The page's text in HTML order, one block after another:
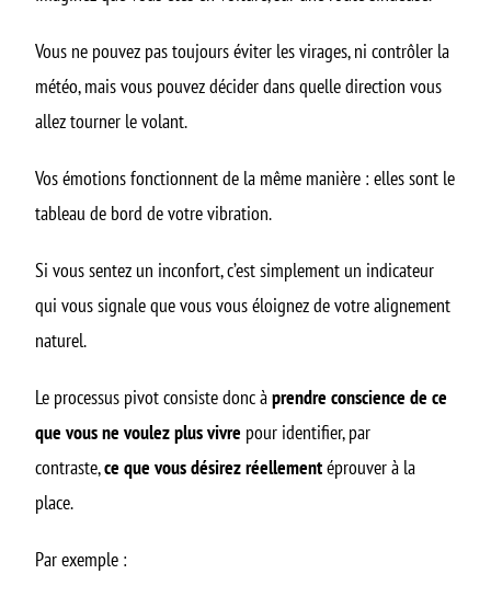
Vous ne pouvez pas toujours éviter les virages, ni contrôler la
météo, mais vous pouvez décider dans quelle direction vous
allez tourner le volant.
Vos émotions fonctionnent de la même manière : elles sont le
tableau de bord de votre vibration.
Si vous sentez un inconfort, c’est simplement un indicateur
qui vous signale que vous vous éloignez de votre alignement
naturel.
Le processus pivot consiste donc àprendre conscience de ce
que vous ne voulez plus vivre pour identifier, par
contraste,ce que vous désirez réellementéprouver à la
place.
Par exemple :